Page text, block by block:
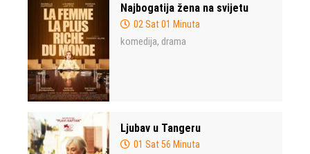
Najbogatija žena na svijetu
02 Sat 01 Minuta
komedija, drama
Ljubav u Tangeru
01 Sat 56 Minuta